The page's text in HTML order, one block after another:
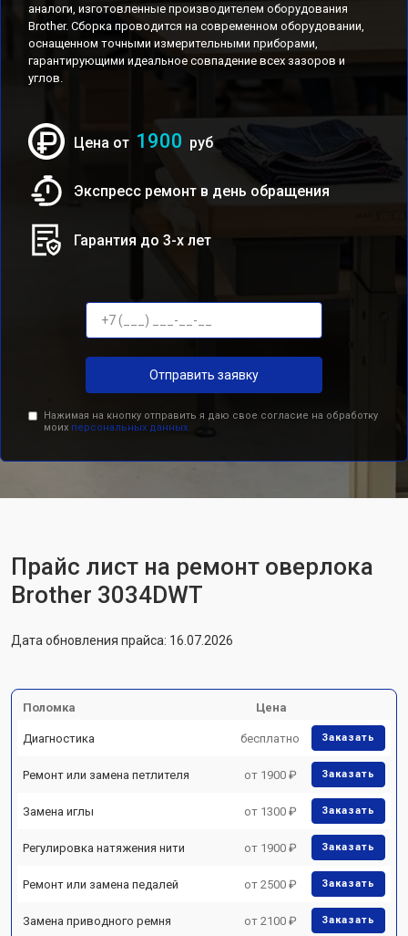
аналоги, изготовленные производителем оборудования
Brother. Сборка проводится на современном оборудовании,
оснащенном точными измерительными приборами,
гарантирующими идеальное совпадение всех зазоров и
углов.
Цена от 1900 руб
Экспресс ремонт в день обращения
Гарантия до 3-х лет
Отправить заявку
Нажимая на кнопку отправить я даю свое согласие на обработку
моих персональных данных.
Прайс лист на ремонт оверлока
Brother 3034DWT
Дата обновления прайса: 16.07.2026
Поломка Цена
Диагностика бесплатно Заказать
Ремонт или замена петлителя от 1900 ₽ Заказать
Замена иглы от 1300 ₽ Заказать
Регулировка натяжения нити от 1900 ₽ Заказать
Ремонт или замена педалей от 2500 ₽ Заказать
Замена приводного ремня от 2100 ₽ Заказать